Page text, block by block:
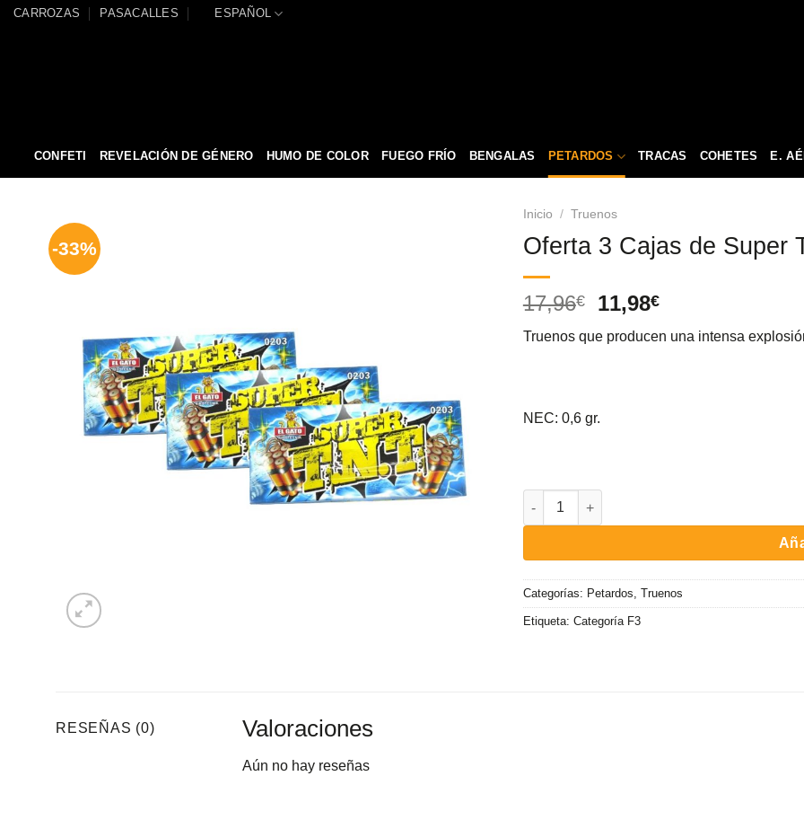
Saltar
CARROZAS PASACALLES ESPAÑOL
CONFETI REVELACIÓN DE GÉNERO HUMO DE COLOR FUEGO FRÍO BENGALAS PETARDOS TRACAS COHETES E.
-33%
Inicio / Truenos
Oferta 3 Cajas de Super
17,96€
El
original
11,98€El
actual
Truenos que producen una intensa
NEC: 0,6 gr.
Oferta 3 Cajas de Super TNT (10 uds) cantidad
Categorías: Petardos Truenos
Etiqueta: Categoría F3
RESEÑAS (0) Valoraciones
Aún no hay reseñas